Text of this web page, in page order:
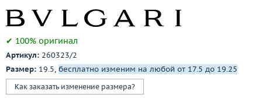
3D-тур по шоуруму
✔ 100% оригинал
Артикул: 260323/2
Размер: 19.5, бесплатно изменим на любой от 17.5 до 19.25
Как заказать изменение размера?